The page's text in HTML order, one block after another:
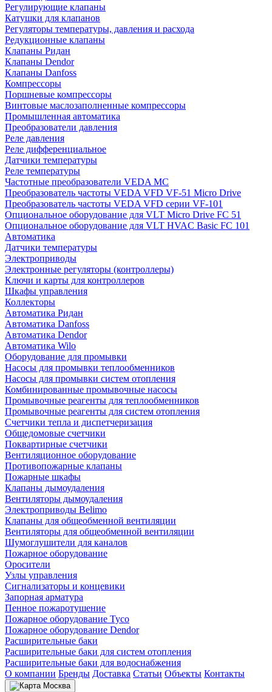
Регулирующие клапаны
Катушки для клапанов
Регуляторы температуры, давления и расхода
Редукционные клапаны
Клапаны Ридан
Клапаны Dendor
Клапаны Danfoss
Компрессоры
Поршневые компрессоры
Винтовые маслозаполненные компрессоры
Промышленная автоматика
Преобразователи давления
Реле давления
Реле дифференциальное
Датчики температуры
Реле температуры
Частотные преобразователи VEDA MC
Преобразователь частоты VEDA VFD VF-51 Micro Drive
Преобразователь частоты VEDA VFD серии VF-101
Опциональное оборудование для VLT Micro Drive FC 51
Опциональное оборудование для VLT HVAC Basic FC 101
Автоматика
Датчики температуры
Электроприводы
Электронные регуляторы (контроллеры)
Ключи и карты для контроллеров
Шкафы управления
Коллекторы
Автоматика Ридан
Автоматика Danfoss
Автоматика Dendor
Автоматика Wilo
Оборудование для промывки
Насосы для промывки теплообменников
Насосы для промывки систем отопления
Комбинированные промывочные насосы
Промывочные реагенты для теплообменников
Промывочные реагенты для систем отопления
Счетчики тепла и диспетчеризация
Общедомовые счетчики
Поквартирные счетчики
Вентиляционное оборудование
Противопожарные клапаны
Пожарные шкафы
Клапаны дымоудаления
Вентиляторы дымоудаления
Электроприводы Belimo
Клапаны для общеобменной вентиляции
Вентиляторы для общеобменной вентиляции
Шумоглушители для каналов
Пожарное оборудование
Оросители
Узлы управления
Сигнализаторы и концевики
Запорная арматура
Пенное пожаротушение
Пожарное оборудование Tyco
Пожарное оборудование Dendor
Расширительные баки
Расширительные баки для систем отопления
Расширительные баки для водоснабжения
О компании Бренды Доставка Статьи Объекты Контакты
Москва